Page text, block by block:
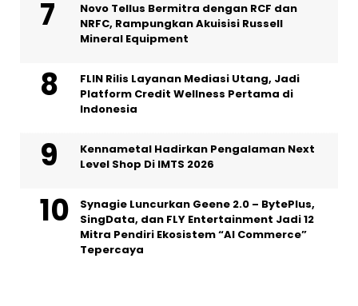
Novo Tellus Bermitra dengan RCF dan
NRFC, Rampungkan Akuisisi Russell
Mineral Equipment
FLIN Rilis Layanan Mediasi Utang, Jadi
Platform Credit Wellness Pertama di
Indonesia
Kennametal Hadirkan Pengalaman Next
Level Shop Di IMTS 2026
Synagie Luncurkan Geene 2.0 – BytePlus,
SingData, dan FLY Entertainment Jadi 12
Mitra Pendiri Ekosistem “AI Commerce”
Tepercaya